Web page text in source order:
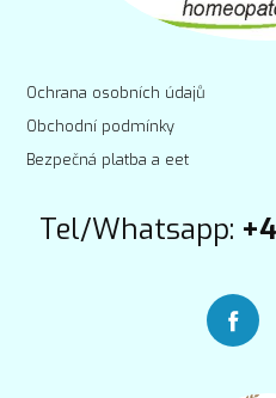
Ochrana osobních údajů
Obchodní podmínky
Bezpečná platba a eet
Tel/Whatsapp: